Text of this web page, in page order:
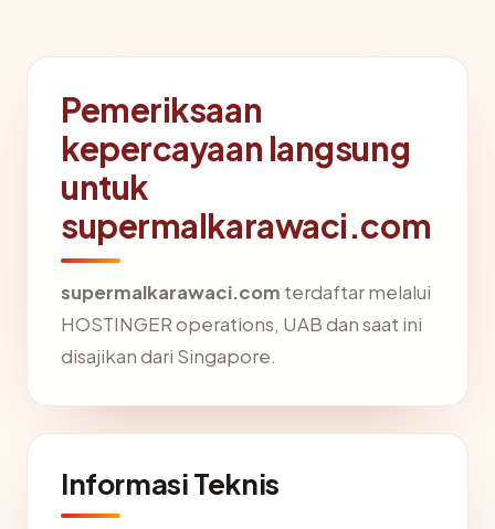
Pemeriksaan
kepercayaan langsung
untuk
supermalkarawaci.com
supermalkarawaci.com terdaftar melalui
HOSTINGER operations, UAB dan saat ini
disajikan dari Singapore.
Informasi Teknis